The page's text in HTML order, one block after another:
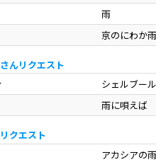
雨
京のにわか雨
んリクエスト
シェルブー
雨に唄えば
クエスト
アカシアの